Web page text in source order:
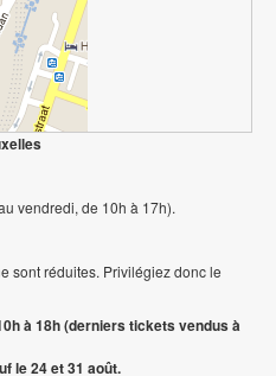
vendredi, de 10h à 17h).
sont réduites. Privilégiez donc le
à 18h (derniers tickets vendus à
le 24 et 31 août.